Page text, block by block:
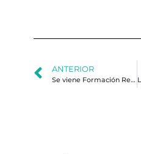
ANTERIOR
Se viene Formación Relato